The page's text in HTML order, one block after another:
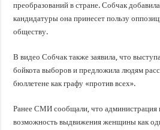
преобразований в стране. Собчак
кандидатуры она принесет пользу
обществу.
В видео Собчак также заявила, что
бойкота выборов и предложила людям
бюллетене как графу «против всех».
Ранее СМИ сообщали, что администрация
возможность выдвижения женщины как